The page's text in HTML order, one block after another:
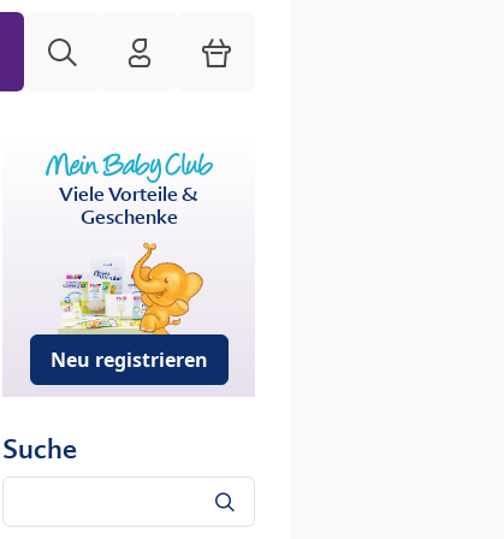
HiPP Mein Babyclub
Warenkorb
Viele Vorteile &
Geschenke
Neu registrieren
Suche